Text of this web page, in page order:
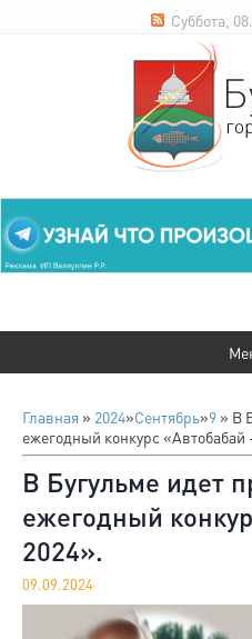
Суббота,
Главная » 2024»Сентябрь»9 » В
ежегодный конкурс «Автобабай
В Бугульме идет
ежегодный
2024».
09.09.2024